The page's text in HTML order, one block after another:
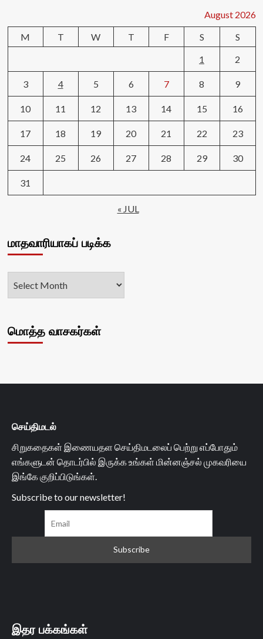
August 2026
M
T W T F S
S
1
2
3 4 5 6 7 8 9
10 11 12 13 14 15 16
17 18 19 20 21 22 23
24 25 26 27 28 29 30
31
« JUL
மாதவாரியாகப் படிக்க
மொத்த வாசகர்கள்
செய்திமடல்
சிறுகதைகள் இணையதள செய்திமடலைப் பெற்று எப்போதும்
எங்களுடன் தொடர்பில் இருக்க உங்கள் மின்னஞ்சல் முகவரியை
இங்கே குறிப்பிடுங்கள்.
Subscribe to our newsletter!
இதர பக்கங்கள்